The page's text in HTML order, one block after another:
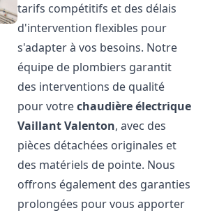
tarifs compétitifs et des délais
d'intervention flexibles pour
s'adapter à vos besoins. Notre
équipe de plombiers garantit
des interventions de qualité
pour votrechaudière électrique
VaillantValenton, avec des
pièces détachées originales et
des matériels de pointe. Nous
offrons également des garanties
prolongées pour vous apporter